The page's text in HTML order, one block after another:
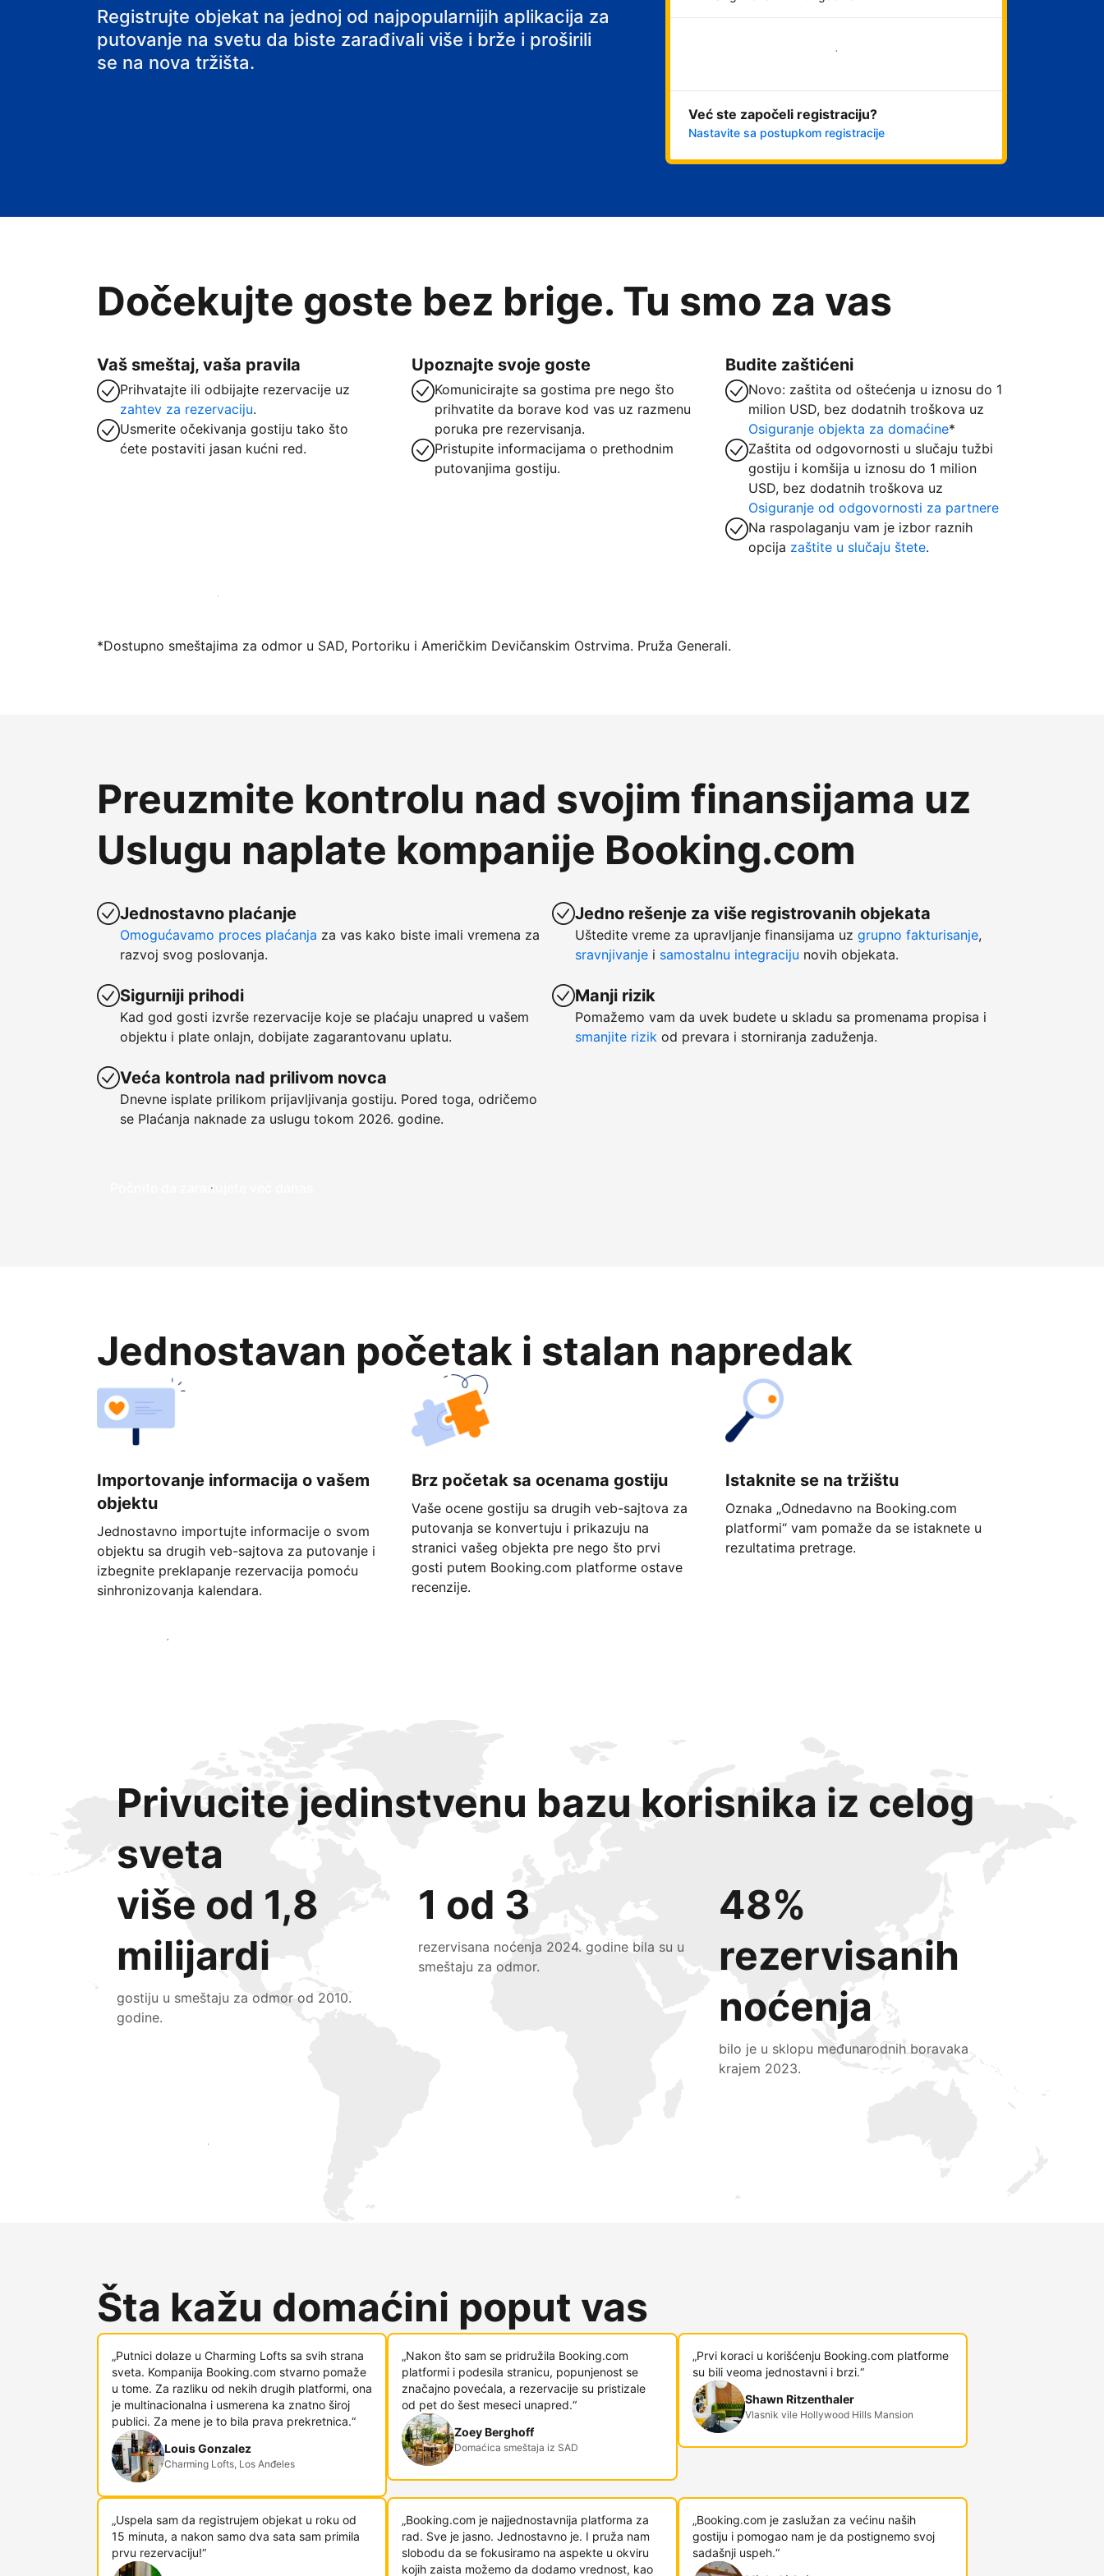
Registrujte objekat na jednoj od najpopularnijih aplikacija za
putovanje na svetu da biste zarađivali više i brže i proširili
se na nova tržišta.
Počnite odmah
Već ste započeli registraciju?
Nastavite sa postupkom registracije
Dočekujte goste bez brige. Tu smo za vas
Vaš smeštaj, vaša pravila
Prihvatajte ili odbijajte rezervacije uz
zahtev za rezervaciju.
Usmerite očekivanja gostiju tako što
ćete postaviti jasan kućni red.
Upoznajte svoje goste
Komunicirajte sa gostima pre nego što
prihvatite da borave kod vas uz razmenu
poruka pre rezervisanja.
Pristupite informacijama o prethodnim
putovanjima gostiju.
Budite zaštićeni
Novo: zaštita od oštećenja u iznosu do 1
milion USD, bez dodatnih troškova uz
Osiguranje objekta za domaćine*
Zaštita od odgovornosti u slučaju tužbi
gostiju i komšija u iznosu do 1 milion
USD, bez dodatnih troškova uz
Osiguranje od odgovornosti za partnere
Na raspolaganju vam je izbor raznih
opcija zaštite u slučaju štete.
Registrujte svoj objekat već danas
*Dostupno smeštajima za odmor u SAD, Portoriku i Američkim Devičanskim Ostrvima. Pruža Generali.
Preuzmite kontrolu nad svojim finansijama uz
Uslugu naplate kompanije Booking.com
Jednostavno plaćanje
Omogućavamo proces plaćanja za vas kako biste imali vremena za
razvoj svog poslovanja.
Sigurniji prihodi
Kad god gosti izvrše rezervacije koje se plaćaju unapred u vašem
objektu i plate onlajn, dobijate zagarantovanu uplatu.
Veća kontrola nad prilivom novca
Dnevne isplate prilikom prijavljivanja gostiju. Pored toga, odričemo
se Plaćanja naknade za uslugu tokom 2026. godine.
Jedno rešenje za više registrovanih objekata
Uštedite vreme za upravljanje finansijama uz grupno fakturisanje,
sravnjivanje i samostalnu integraciju novih objekata.
Manji rizik
Pomažemo vam da uvek budete u skladu sa promenama propisa i
smanjite rizik od prevara i storniranja zaduženja.
Počnite da zarađujete već danas
Jednostavan početak i stalan napredak
Importovanje informacija o vašem
objektu
Jednostavno importujte informacije o svom
objektu sa drugih veb-sajtova za putovanje i
izbegnite preklapanje rezervacija pomoću
sinhronizovanja kalendara.
Brz početak sa ocenama gostiju
Vaše ocene gostiju sa drugih veb-sajtova za
putovanja se konvertuju i prikazuju na
stranici vašeg objekta pre nego što prvi
gosti putem Booking.com platforme ostave
recenzije.
Istaknite se na tržištu
Oznaka „Odnedavno na Booking.com
platformi“ vam pomaže da se istaknete u
rezultatima pretrage.
Počnite već danas
Privucite jedinstvenu bazu korisnika iz celog
sveta
više od 1,8
milijardi
gostiju u smeštaju za odmor od 2010.
godine.
1 od 3
rezervisana noćenja 2024. godine bila su u
smeštaju za odmor.
48%
rezervisanih
noćenja
bilo je u sklopu međunarodnih boravaka
krajem 2023.
Privucite nove goste već danas
Šta kažu domaćini poput vas
„Putnici dolaze u Charming Lofts sa svih strana
sveta. Kompanija Booking.com stvarno pomaže
u tome. Za razliku od nekih drugih platformi, ona
je multinacionalna i usmerena ka znatno široj
publici. Za mene je to bila prava prekretnica.“
Louis Gonzalez
Charming Lofts, Los Anđeles
„Nakon što sam se pridružila Booking.com
platformi i podesila stranicu, popunjenost se
značajno povećala, a rezervacije su pristizale
od pet do šest meseci unapred.“
Zoey Berghoff
Domaćica smeštaja iz SAD
„Prvi koraci u korišćenju Booking.com platforme
su bili veoma jednostavni i brzi.“
Shawn Ritzenthaler
Vlasnik vile Hollywood Hills Mansion
„Uspela sam da registrujem objekat u roku od
15 minuta, a nakon samo dva sata sam primila
prvu rezervaciju!“
„Booking.com je najjednostavnija platforma za
rad. Sve je jasno. Jednostavno je. I pruža nam
slobodu da se fokusiramo na aspekte u okviru
kojih zaista možemo da dodamo vrednost, kao
„Booking.com je zaslužan za većinu naših
gostiju i pomogao nam je da postignemo svoj
sadašnji uspeh.“